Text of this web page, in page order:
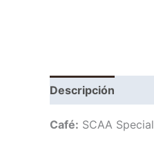
Descripción
Café: SCAA